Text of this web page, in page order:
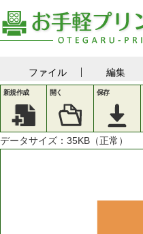
ファイル 編集
新規作成 開く 保存
データサイズ： 35KB（正常）